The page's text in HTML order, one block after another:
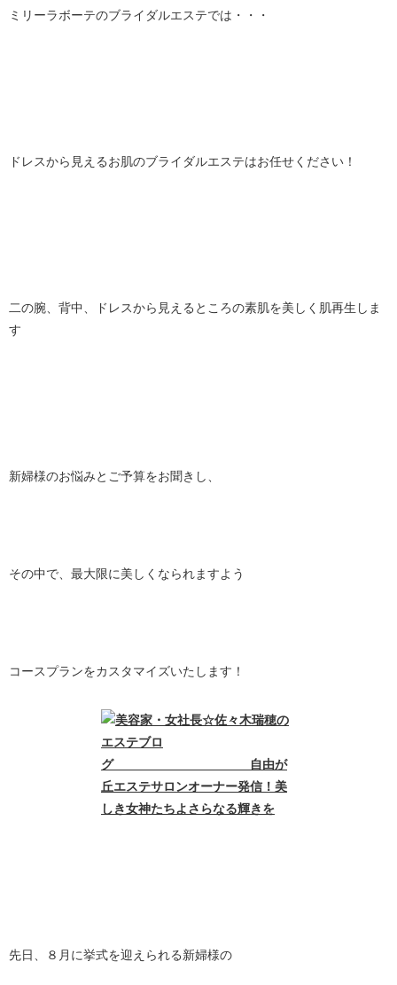
ミリーラボーテのブライダルエステでは・・・
ドレスから見えるお肌のブライダルエステはお任せください！
二の腕、背中、ドレスから見えるところの素肌を美しく肌再生しま
す
新婦様のお悩みとご予算をお聞きし、
その中で、最大限に美しくなられますよう
コースプランをカスタマイズいたします！
先日、８月に挙式を迎えられる新婦様の